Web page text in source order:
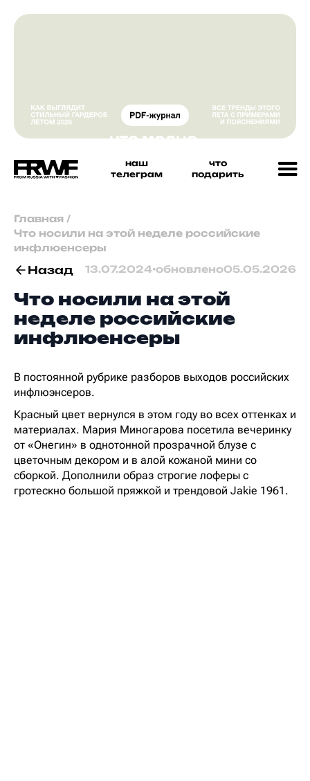
наш
телеграм
что
подарить
Главная /
Что носили на этой неделе российские
инфлюенсеры
Назад 13.07.2024•обновлено05.05.2026
Что носили на этой
неделе российские
инфлюенсеры
В постоянной рубрике разборов выходов российских
инфлюэнсеров.
Красный цвет вернулся в этом году во всех оттенках и
материалах. Мария Миногарова посетила вечеринку
от «Онегин» в однотонной прозрачной блузе с
цветочным декором и в алой кожаной мини со
сборкой. Дополнили образ строгие лоферы с
гротескно большой пряжкой и трендовой Jakie 1961.